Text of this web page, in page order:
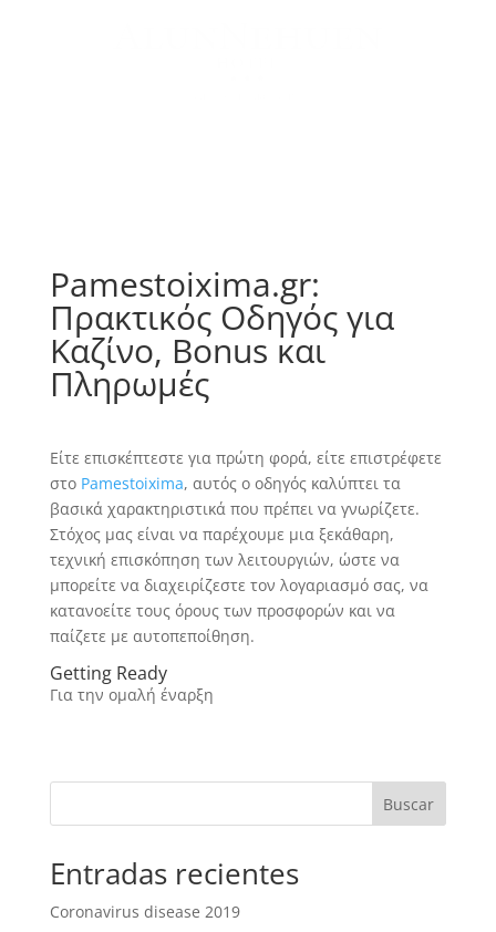
Pamestoixima.gr:
Πρακτικός Οδηγός για
Καζίνο, Bonus και
Πληρωμές
Είτε επισκέπτεστε για πρώτη φορά, είτε επιστρέφετε
στο Pamestoixima, αυτός ο οδηγός καλύπτει τα
βασικά χαρακτηριστικά που πρέπει να γνωρίζετε.
Στόχος μας είναι να παρέχουμε μια ξεκάθαρη,
τεχνική επισκόπηση των λειτουργιών, ώστε να
μπορείτε να διαχειρίζεστε τον λογαριασμό σας, να
κατανοείτε τους όρους των προσφορών και να
παίζετε με αυτοπεποίθηση.
Getting Ready
Για την ομαλή έναρξη
Buscar
Entradas recientes
Coronavirus disease 2019